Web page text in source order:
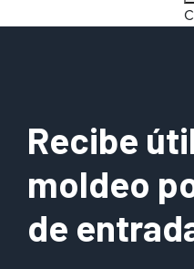
Recibe
moldeo
de